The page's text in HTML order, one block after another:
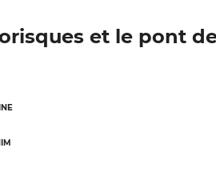
et le pont